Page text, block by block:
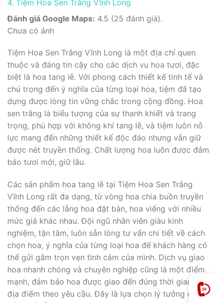
4. Tiệm Hoa Sen Trắng Vĩnh Long
Đánh giá Google Maps: 4.5 (25 đánh giá).
Chưa có ảnh
Tiệm Hoa Sen Trắng Vĩnh Long là một địa chỉ quen
thuộc và đáng tin cậy cho các dịch vụ hoa tươi, đặc
biệt là hoa tang lễ. Với phong cách thiết kế tinh tế và
chú trọng đến ý nghĩa của từng loại hoa, tiệm đã tạo
dựng được lòng tin vững chắc trong cộng đồng. Hoa
sen trắng là biểu tượng của sự thanh khiết và trang
trọng, phù hợp với không khí tang lễ, và tiệm luôn nỗ
lực mang đến những thiết kế độc đáo nhưng vẫn giữ
được nét truyền thống. Chất lượng hoa luôn được đảm
bảo tươi mới, giữ lâu.
Các sản phẩm hoa tang lễ tại Tiệm Hoa Sen Trắng
Vĩnh Long rất đa dạng, từ vòng hoa chia buồn truyền
thống đến các lẵng hoa đặt bàn, hoa viếng với nhiều
mức giá khác nhau. Đội ngũ nhân viên giàu kinh
nghiệm, tận tâm, luôn sẵn lòng tư vấn chi tiết về cách
chọn hoa, ý nghĩa của từng loại hoa để khách hàng có
thể gửi gắm trọn vẹn tình cảm của mình. Dịch vụ giao
hoa nhanh chóng và chuyên nghiệp cũng là một điểm
mạnh, đảm bảo hoa được giao đến đúng thời gian và
địa điểm theo yêu cầu. Đây là lựa chọn lý tưởng cho